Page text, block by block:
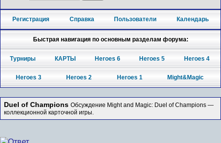
Регистрация Справка Пользователи Календарь
Быстрая навигация по основным разделам форума:
Турниры КАРТЫ Heroes 6 Heroes 5 Heroes 4
Heroes 3 Heroes 2 Heroes 1 Might&Magic
Duel of Champions Обсуждение Might and Magic: Duel of Champions —
коллекционной карточной игры.